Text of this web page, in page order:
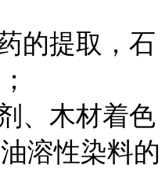
的提取，石
、木材着色
溶性染料的